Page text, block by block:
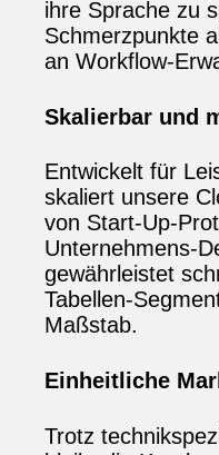
ihre Sprache zu
Schmerzpunkte
an
Skalierbar und
Entwickelt für
skaliert unsere
von
gewährleistet
Maßstab.
Einheitliche
Trotz